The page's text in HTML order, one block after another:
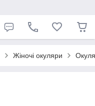
Жіночі окуляри